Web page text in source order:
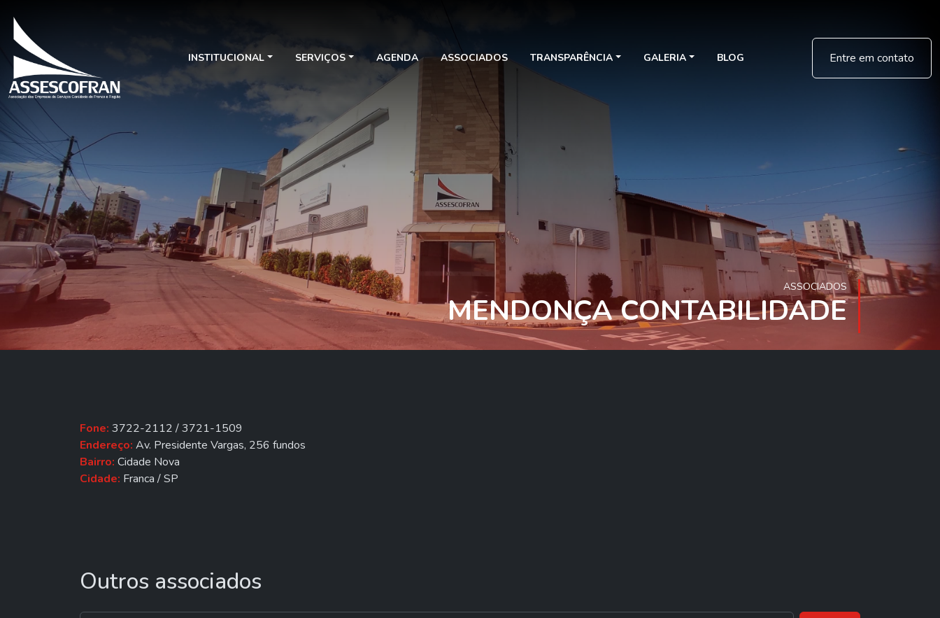
INSTITUCIONAL SERVIÇOS AGENDA ASSOCIADOS TRANSPARÊNCIA GALERIA BLOG Entre em contato
ASSOCIADOS
MENDONÇA CONTABILIDADE
Fone: 3722-2112 / 3721-1509
Endereço: Av. Presidente Vargas, 256 fundos
Bairro: Cidade Nova
Cidade: Franca / SP
Outros associados